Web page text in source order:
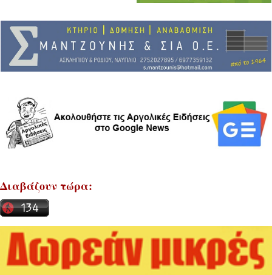
Διαβάζουν τώρα: